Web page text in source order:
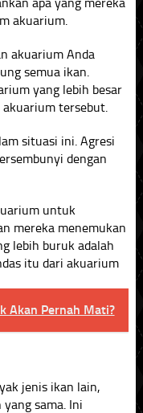
akuarium.
akuarium Anda
semua ikan.
yang lebih besar
tersebut.
situasi ini. Agresi
dengan
untuk
mereka menemukan
lebih buruk adalah
itu dari akuarium
Akan Pernah Mati?
jenis ikan lain,
sama. Ini